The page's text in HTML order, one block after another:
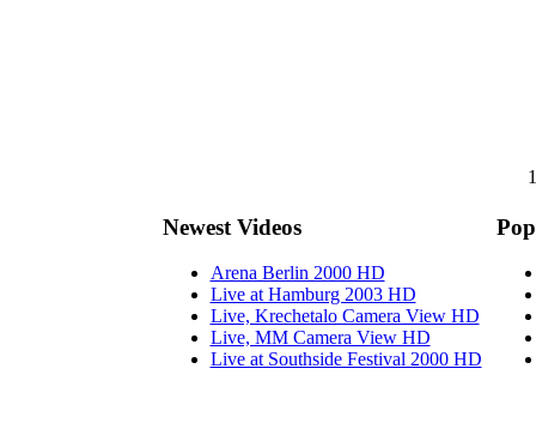
Newest Videos
Arena Berlin 2000 HD
Live at Hamburg 2003 HD
Live, Krechetalo Camera View HD
Live, MM Camera View HD
Live at Southside Festival 2000 HD